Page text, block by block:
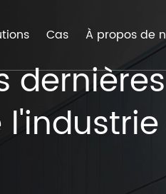
Cas À propos de